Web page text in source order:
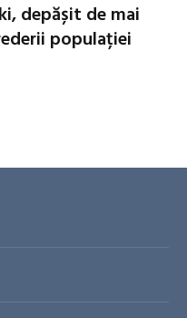
depășit de mai
populației